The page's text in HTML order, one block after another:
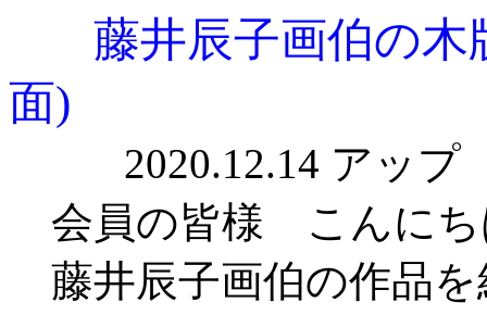
藤井辰子画伯の
面)
2020.12.14
会員の皆様 こんに
藤井辰子画伯の作品を